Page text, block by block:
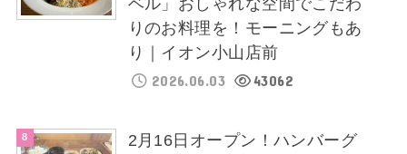
ベル」おしゃれな空間でこだわ
りのお料理を！モーニングもあ
り｜イオン小山店前
2026.06.03 43062
2月16日オープン！ハンバーグ